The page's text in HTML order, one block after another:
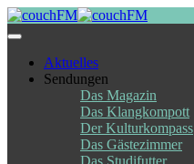
Skip
to
Aktuelles
Sendungen
Das Magazin
Das Klangkompott
Der Kulturkompass
Das Gästezimmer
Das Studifutter